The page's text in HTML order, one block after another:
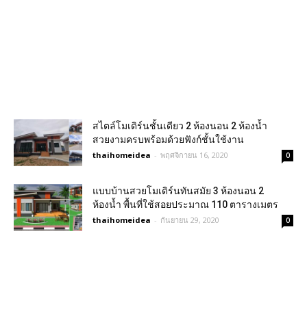
สไตล์โมเดิร์นชั้นเดียว 2 ห้องนอน 2 ห้องน้ำ
สวยงามครบพร้อมด้วยฟังก์ชั้นใช้งาน
thaihomeidea - พฤศจิกายน 16, 2020 0
แบบบ้านสวยโมเดิร์นทันสมัย 3 ห้องนอน 2
ห้องน้ำ พื้นที่ใช้สอยประมาณ 110 ตารางเมตร
thaihomeidea - กันยายน 29, 2020 0